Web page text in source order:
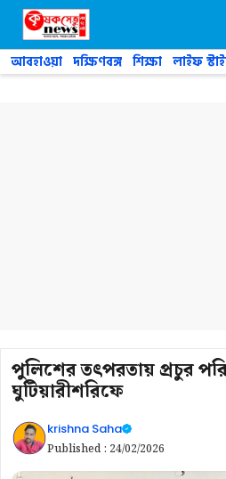
Skip
content
আবহাওয়া দক্ষিণবঙ্গ শিক্ষা লাইফ
পুলিশের তৎপরতায় প্রচুর
ঘুটিয়ারীশরিফে
krishna Saha
Published : 24/02/2026